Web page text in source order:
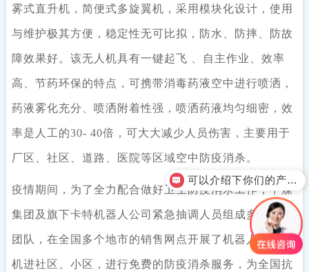
雾式直升机，简便式多旋翼机，采用模块化设计，使用
与维护极其方便，稳定性无可比拟，防水、防摔、防故
障效果好。该无人机具有一键起飞 、自主作业、效率
高、节药环保的特点，可携带消毒药液空中进行喷洒，
药液雾化充分、喷洒附着性强，喷洒药液均匀细密，效
率是人工的30- 40倍，可大大减少人员伤害，主要用于
厂区、社区、道路、医院等区域空中防疫消杀。
疫情期间，为了全力配合做好卫生防疫消杀工作，中煤
集团及旗下卡特机器人公司紧急抽调人员组成多个消杀
团队，在全国多个地市的销售网点开展了机器人、无人
机进社区、小区，进行免费的防疫消杀服务，为全国抗
可以介绍下你们的产品么？